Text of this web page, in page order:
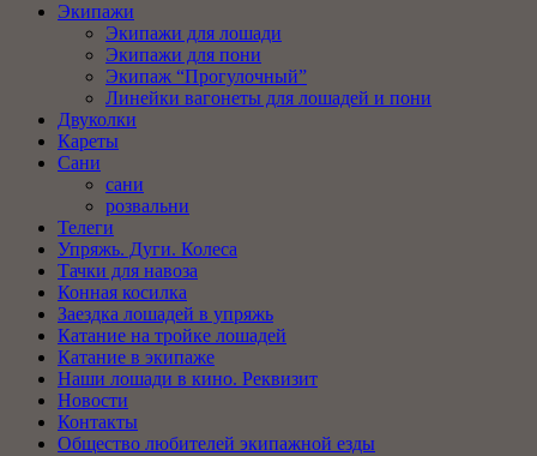
Экипажи
Экипажи для лошади
Экипажи для пони
Экипаж “Прогулочный”
Линейки вагонеты для лошадей и пони
Двуколки
Кареты
Сани
сани
розвальни
Телеги
Упряжь. Дуги. Колеса
Тачки для навоза
Конная косилка
Заездка лошадей в упряжь
Катание на тройке лошадей
Катание в экипаже
Наши лошади в кино. Реквизит
Новости
Контакты
Общество любителей экипажной езды